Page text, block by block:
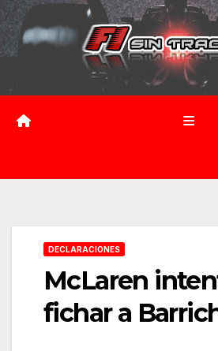
Saltar
contenido
DECLARACIONES
McLaren
fichar a